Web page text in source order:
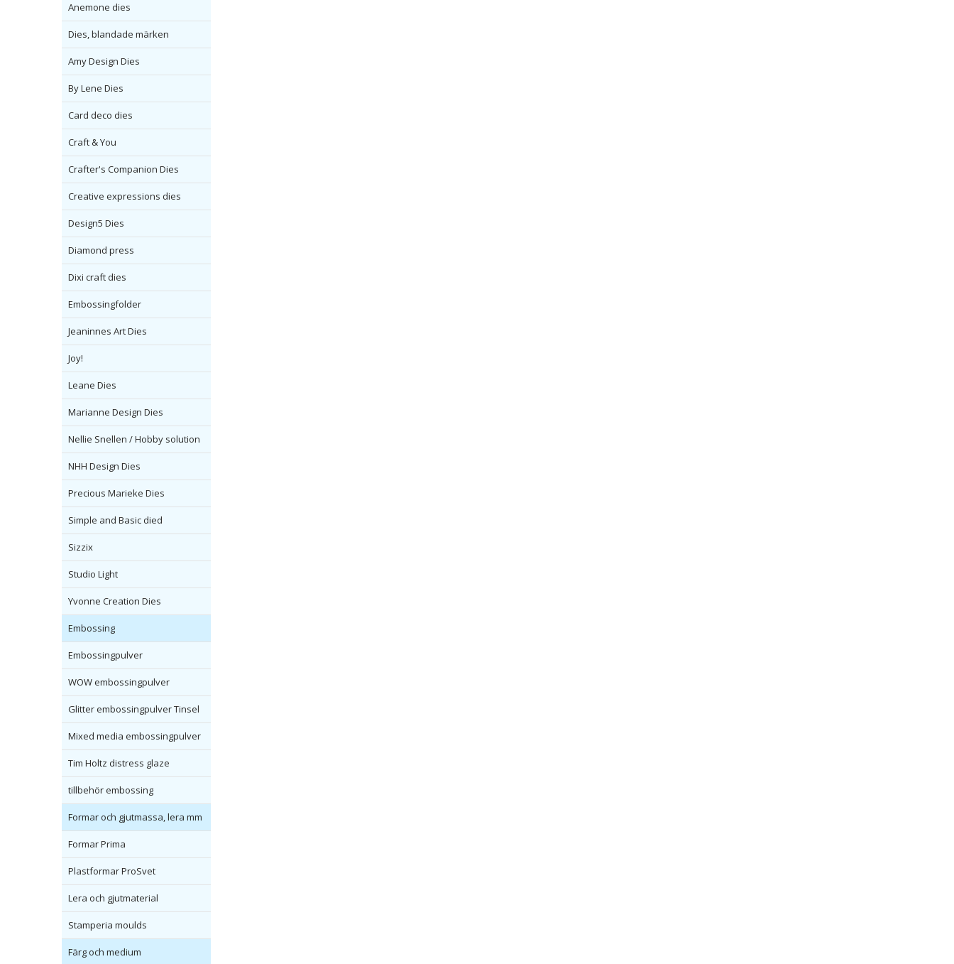
Anemone dies
Dies, blandade märken
Amy Design Dies
By Lene Dies
Card deco dies
Craft & You
Crafter's Companion Dies
Creative expressions dies
Design5 Dies
Diamond press
Dixi craft dies
Embossingfolder
Jeaninnes Art Dies
Joy!
Leane Dies
Marianne Design Dies
Nellie Snellen / Hobby solution
NHH Design Dies
Precious Marieke Dies
Simple and Basic died
Sizzix
Studio Light
Yvonne Creation Dies
Embossing
Embossingpulver
WOW embossingpulver
Glitter embossingpulver Tinsel
Mixed media embossingpulver
Tim Holtz distress glaze
tillbehör embossing
Formar och gjutmassa, lera mm
Formar Prima
Plastformar ProSvet
Lera och gjutmaterial
Stamperia moulds
Färg och medium